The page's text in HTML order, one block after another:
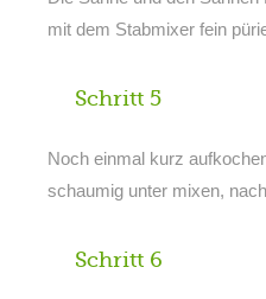
mit dem Stabmixer fein
Schritt 5
Noch einmal kurz
schaumig unter mixen,
Schritt 6